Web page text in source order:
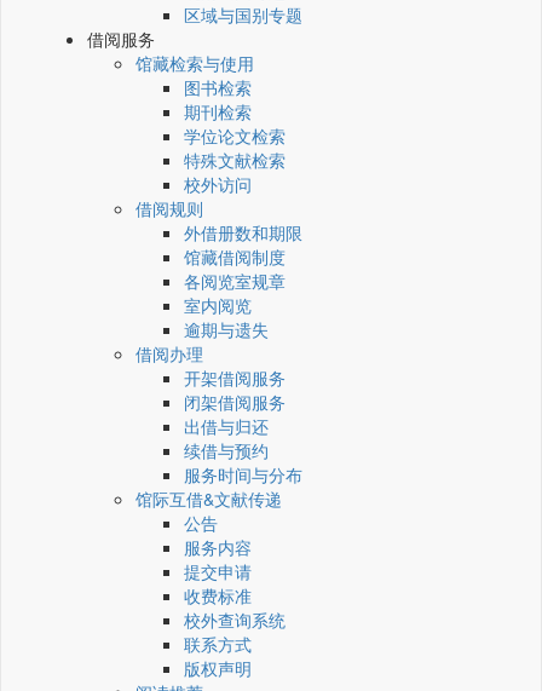
区域与国别专题
借阅服务
馆藏检索与使用
图书检索
期刊检索
学位论文检索
特殊文献检索
校外访问
借阅规则
外借册数和期限
馆藏借阅制度
各阅览室规章
室内阅览
逾期与遗失
借阅办理
开架借阅服务
闭架借阅服务
出借与归还
续借与预约
服务时间与分布
馆际互借&文献传递
公告
服务内容
提交申请
收费标准
校外查询系统
联系方式
版权声明